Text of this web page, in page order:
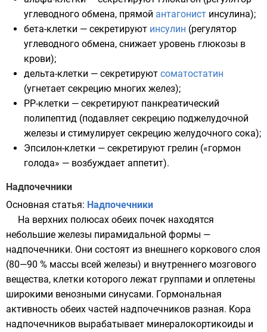
углеводного обмена, прямой антагонист инсулина);
бета-клетки — секретируют инсулин (регулятор
углеводного обмена, снижает уровень глюкозы в
крови);
дельта-клетки — секретируют соматостатин
(угнетает секрецию многих желез);
PP-клетки — секретируют панкреатический
полипептид (подавляет секрецию поджелудочной
железы и стимулирует секрецию желудочного сока);
Эпсилон-клетки — секретируют грелин («гормон
голода» — возбуждает аппетит).
Надпочечники
Основная статья: Надпочечники
На верхних полюсах обеих почек находятся
небольшие железы пирамидальной формы —
надпочечники. Они состоят из внешнего коркового слоя
(80—90 % массы всей железы) и внутреннего мозгового
вещества, клетки которого лежат группами и оплетены
широкими венозными синусами. Гормональная
активность обеих частей надпочечников разная. Кора
надпочечников вырабатывает минералокортикоиды и